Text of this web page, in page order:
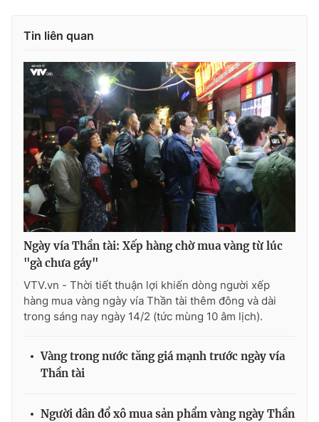
Tư vấn
Emagazine Podcast
Photo Infographic
Video Shorts video
VTV Money VTV Thể thao
VTV Sức khoẻ Bất động sản
Thị trường 24h Tấm lòng Việt
VTV9
Liên hệ tòa soạn English
Tin liên quan
Ngày vía Thần tài: Xếp hàng chờ mua vàng từ lúc
"gà chưa gáy"
VTV.vn - Thời tiết thuận lợi khiến dòng người xếp
hàng mua vàng ngày vía Thần tài thêm đông và dài
trong sáng nay ngày 14/2 (tức mùng 10 âm lịch).
Vàng trong nước tăng giá mạnh trước ngày vía
Thần tài
Người dân đổ xô mua sản phẩm vàng ngày Thần